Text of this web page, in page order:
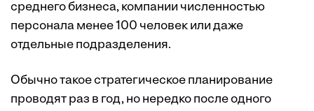
среднего бизнеса, компании численностью
персонала менее 100 человек или даже
отдельные подразделения.
Обычно такое стратегическое планирование
проводят раз в год, но нередко после одного